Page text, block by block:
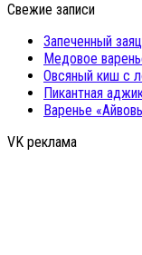
Свежие записи
Запеченный
Медовое
Овсяный киш с
Пикантная
Варенье
VK реклама